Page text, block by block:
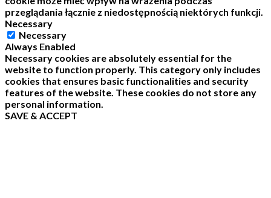
przeglądania łącznie z niedostępnością niektórych funkcji.
Necessary
Necessary
Always Enabled
Necessary cookies are absolutely essential for the
website to function properly. This category only includes
cookies that ensures basic functionalities and security
features of the website. These cookies do not store any
personal information.
SAVE & ACCEPT